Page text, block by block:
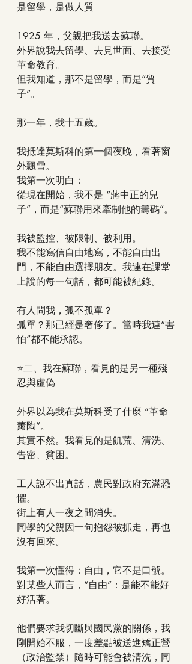
是留學，是做人質
1925 年，父親把我送去蘇聯。
外界說我去留學、去見世面、去接受
革命教育。
但我知道，那不是留學，而是“質
子”。
那一年，我十五歲。
我抵達莫斯科的第一個夜晚，看著窗
外飄雪。
我第一次明白：
從現在開始，我不是 “蔣中正的兒
子”，而是“蘇聯用來牽制他的籌碼”。
我被監控、被限制、被利用。
我不能寫信自由地寫，不能自由出
門，不能自由選擇朋友。我連在課堂
上說的每一句話，都可能被紀錄。
有人問我，孤不孤單？
孤單？那已經是奢侈了。當時我連“害
怕”都不能承認。
⭐二、我在蘇聯，看見的是另一種殘
忍與虛偽
外界以為我在莫斯科受了什麼 “革命
薰陶”。
其實不然。我看見的是飢荒、清洗、
告密、貧困。
工人說不出真話，農民對政府充滿恐
懼。
街上有人一夜之間消失。
同學的父親因一句抱怨被抓走，再也
沒有回來。
我第一次懂得：自由，它不是口號。
對某些人而言，“自由”：是能不能好
好活著。
他們要求我切斷與國民黨的關係，我
剛開始不服，一度差點被送進矯正營
（政治監禁）隨時可能會被清洗，同